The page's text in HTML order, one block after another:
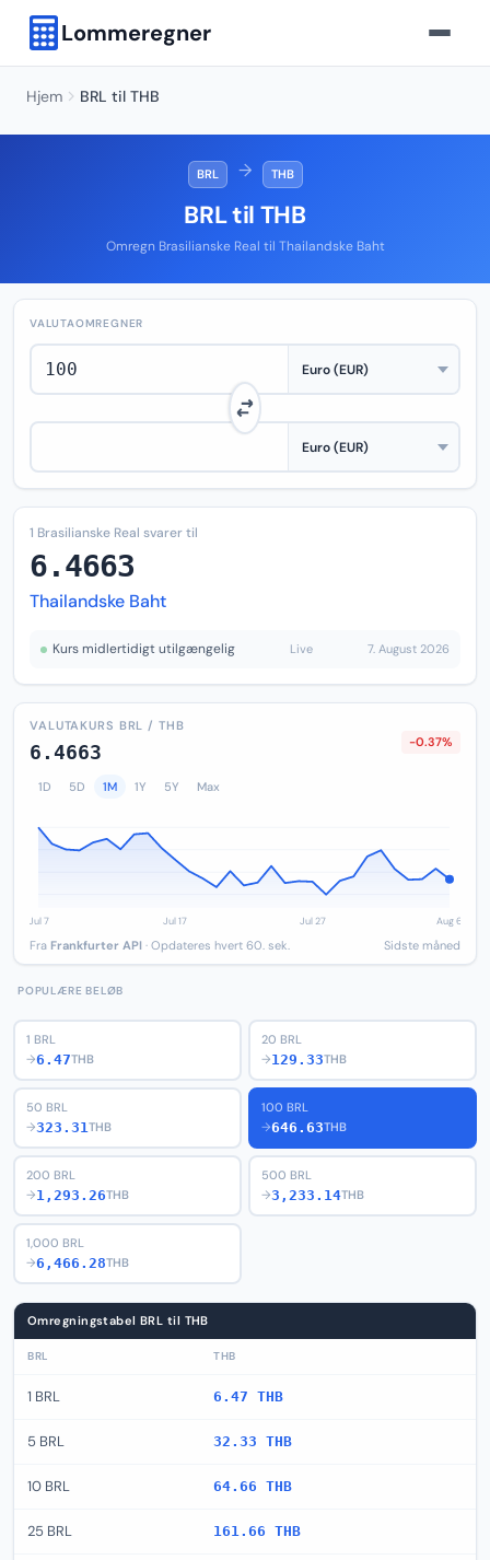
Lommeregner
Hjem BRL til THB
BRL → THB
BRL til THB
Omregn Brasilianske Real til Thailandske Baht
VALUTAOMREGNER
1 Brasilianske Real svarer til
6.4663
Thailandske Baht
Kurs midlertidigt utilgængelig Live 7. August 2026
VALUTAKURS BRL / THB
6.4663 -0.37%
1D 5D 1M 1Y 5Y Max
Fra Frankfurter API · Opdateres hvert 60. sek. Sidste måned
POPULÆRE BELØB
1 BRL
→6.47THB
20 BRL
→129.33THB
50 BRL
→323.31THB
100 BRL
→646.63THB
200 BRL
→1,293.26THB
500 BRL
→3,233.14THB
1,000 BRL
→6,466.28THB
Omregningstabel BRL til THB
BRL THB
1 BRL 6.47 THB
5 BRL 32.33 THB
10 BRL 64.66 THB
25 BRL 161.66 THB